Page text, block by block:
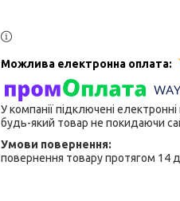
У компанії підключені
будь-який товар не покидаючи
повернення товару протягом 14